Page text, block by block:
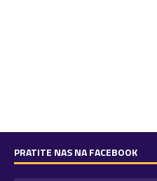
PRATITE NAS NA FACEBOOK